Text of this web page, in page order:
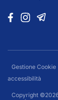
Gestione Cookie
accessibilità
Copyright